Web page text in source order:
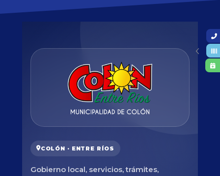
COLÓN · ENTRE RÍOS
Gobierno local, servicios, trámites,